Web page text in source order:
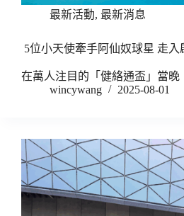
最新活動, 最新消息
5位小天使牽手阿仙奴球星 走入
在萬人注目的「健絡通盃」當
wincywang
2025-08-01